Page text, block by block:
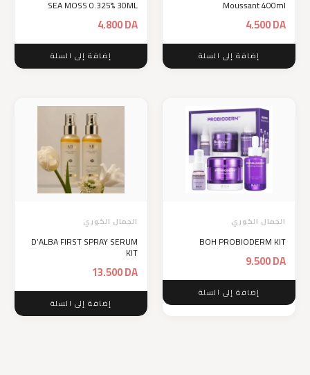
Moussant 400ml
4.500DA
إضافة إلى السلة
SEA MOSS 0.325% 30ML
4.800DA
إضافة إلى السلة
الجمال الكوري
BOH PROBIODERM KIT
9.500DA
إضافة إلى السلة
الجمال الكوري
D’ALBA FIRST SPRAY SERUM
KIT
13.500DA
إضافة إلى السلة